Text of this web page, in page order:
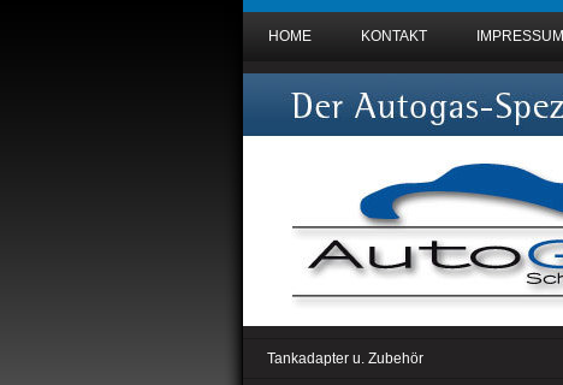
HOME KONTAKT IMPRESSUM
Tankadapter u. Zubehör